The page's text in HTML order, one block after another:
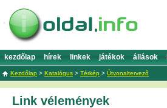
kezdőlap hírek linkek játékok állások
Kezdőlap > Katalógus > Térkép > Útvonaltervező
Link vélemények